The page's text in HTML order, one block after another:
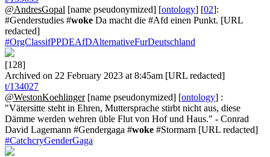
@AndresGopal [name pseudonymized] [ontology] [02]:
#Genderstudies #woke Da macht die #Afd einen Punkt. [URL
redacted]
#OrgClassifPPDEAfDAlternativeFurDeutschland
[128]
Archived on 22 February 2023 at 8:45am [URL redacted]
t/134027
@WestonKoehlinger[name pseudonymized] [ontology] :
"Vätersitte steht in Ehren, Muttersprache stirbt nicht aus, diese
Dämme werden wehren üble Flut von Hof und Haus." - Conrad
David Lagemann #Gendergaga #woke #Stormarn [URL redacted]
#CatchcryGenderGaga